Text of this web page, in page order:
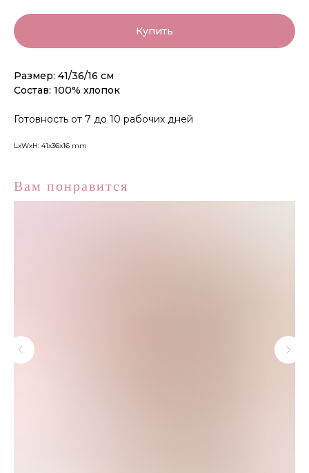
Купить
Размер: 41/36/16 см
Состав: 100% хлопок
Готовность от 7 до 10 рабочих дней
LxWxH: 41x36x16 mm
Вам понравится